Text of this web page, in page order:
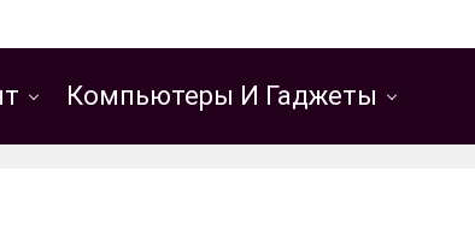
Компьютеры И Гаджеты